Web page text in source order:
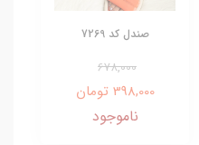
صندل کد 7269
678,000
398,000 تومان
ناموجود